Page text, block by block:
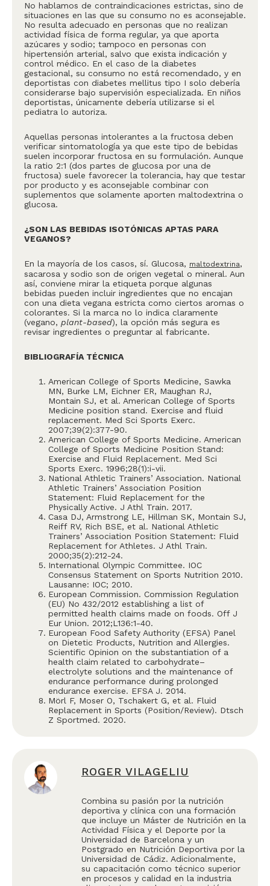
No hablamos de contraindicaciones estrictas, sino de
situaciones en las que su consumo no es aconsejable.
No resulta adecuado en personas que no realizan
actividad física de forma regular, ya que aporta
azúcares y sodio; tampoco en personas con
hipertensión arterial, salvo que exista indicación y
control médico. En el caso de la diabetes
gestacional, su consumo no está recomendado, y en
deportistas con diabetes mellitus tipo I solo debería
considerarse bajo supervisión especializada. En niños
deportistas, únicamente debería utilizarse si el
pediatra lo autoriza.
Aquellas personas intolerantes a la fructosa deben
verificar sintomatología ya que este tipo de bebidas
suelen incorporar fructosa en su formulación. Aunque
la ratio 2:1 (dos partes de glucosa por una de
fructosa) suele favorecer la tolerancia, hay que testar
por producto y es aconsejable combinar con
suplementos que solamente aporten maltodextrina o
glucosa.
¿SON LAS BEBIDAS ISOTÓNICAS APTAS PARA
VEGANOS?
En la mayoría de los casos, sí. Glucosa, maltodextrina,
sacarosa y sodio son de origen vegetal o mineral. Aun
así, conviene mirar la etiqueta porque algunas
bebidas pueden incluir ingredientes que no encajan
con una dieta vegana estricta como ciertos aromas o
colorantes. Si la marca no lo indica claramente
(vegano, plant-based), la opción más segura es
revisar ingredientes o preguntar al fabricante.
BIBLIOGRAFÍA TÉCNICA
American College of Sports Medicine, Sawka
MN, Burke LM, Eichner ER, Maughan RJ,
Montain SJ, et al. American College of Sports
Medicine position stand. Exercise and fluid
replacement. Med Sci Sports Exerc.
2007;39(2):377-90.
American College of Sports Medicine. American
College of Sports Medicine Position Stand:
Exercise and Fluid Replacement. Med Sci
Sports Exerc. 1996;28(1):i-vii.
National Athletic Trainers’ Association. National
Athletic Trainers’ Association Position
Statement: Fluid Replacement for the
Physically Active. J Athl Train. 2017.
Casa DJ, Armstrong LE, Hillman SK, Montain SJ,
Reiff RV, Rich BSE, et al. National Athletic
Trainers’ Association Position Statement: Fluid
Replacement for Athletes. J Athl Train.
2000;35(2):212-24.
International Olympic Committee. IOC
Consensus Statement on Sports Nutrition 2010.
Lausanne: IOC; 2010.
European Commission. Commission Regulation
(EU) No 432/2012 establishing a list of
permitted health claims made on foods. Off J
Eur Union. 2012;L136:1-40.
European Food Safety Authority (EFSA) Panel
on Dietetic Products, Nutrition and Allergies.
Scientific Opinion on the substantiation of a
health claim related to carbohydrate–
electrolyte solutions and the maintenance of
endurance performance during prolonged
endurance exercise. EFSA J. 2014.
Mörl F, Moser O, Tschakert G, et al. Fluid
Replacement in Sports (Position/Review). Dtsch
Z Sportmed. 2020.
ROGER VILAGELIU
Combina su pasión por la nutrición
deportiva y clínica con una formación
que incluye un Máster de Nutrición en la
Actividad Física y el Deporte por la
Universidad de Barcelona y un
Postgrado en Nutrición Deportiva por la
Universidad de Cádiz. Adicionalmente,
su capacitación como técnico superior
en procesos y calidad en la industria